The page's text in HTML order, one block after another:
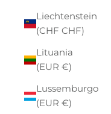
Liechtenstein
(CHF CHF)
Lituania
(EUR €)
Lussemburgo
(EUR €)